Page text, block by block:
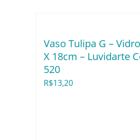
Vaso Tulipa G –
X 18cm – Luvidarte
520
R$13,20